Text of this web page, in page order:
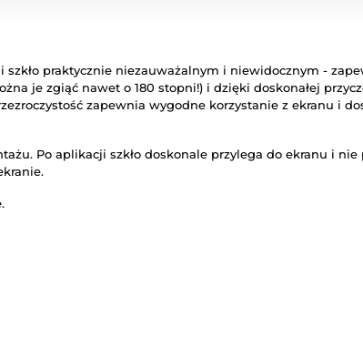
praktycznie niezauważalnym i niewidocznym -
je zgiąć nawet o 180 stopni!) i dzięki doskonałej
zapewnia wygodne korzystanie z ekranu i
Po aplikacji szkło doskonale przylega do ekranu i nie